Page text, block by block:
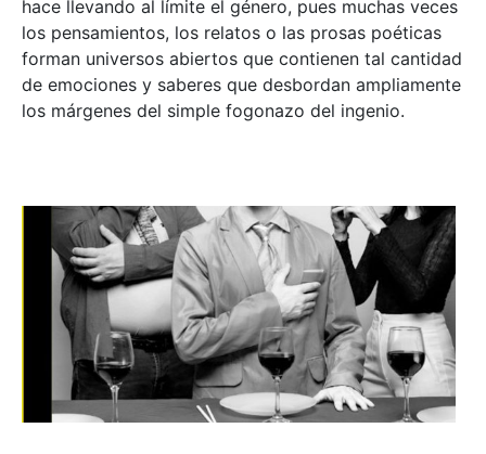
hace llevando al límite el género, pues muchas veces
los pensamientos, los relatos o las prosas poéticas
forman universos abiertos que contienen tal cantidad
de emociones y saberes que desbordan ampliamente
los márgenes del simple fogonazo del ingenio.